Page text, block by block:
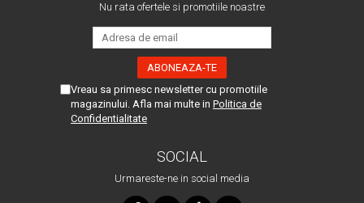
Nu rata ofertele si promotiile noastre
Vreau sa primesc newsletter cu promotiile
magazinului. Afla mai multe in Politica de
Confidentialitate
SOCIAL
Urmareste-ne in social media